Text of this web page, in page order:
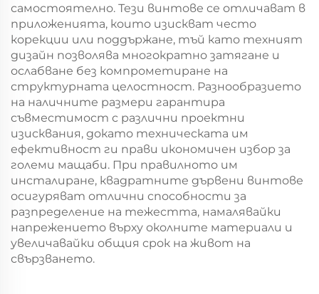
самостоятелно. Тези винтове се отличават в
приложенията, които изискват често
корекции или поддържане, тъй като техният
дизайн позволява многократно затягане и
ослабване без компрометиране на
структурната целостност. Разнообразието
на наличните размери гарантира
съвместимост с различни проектни
изисквания, докато техническата им
ефективност ги прави икономичен избор за
големи мащаби. При правилното им
инсталиране, квадратните дървени винтове
осигуряват отлични способности за
разпределение на тежестта, намалявайки
напрежението върху околните материали и
увеличавайки общия срок на живот на
свързването.